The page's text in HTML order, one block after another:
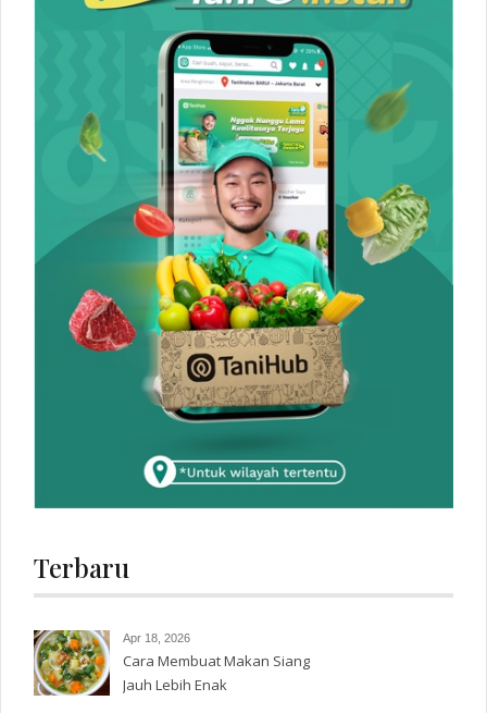
Terbaru
Apr 18, 2026
Cara Membuat Makan Siang
Jauh Lebih Enak